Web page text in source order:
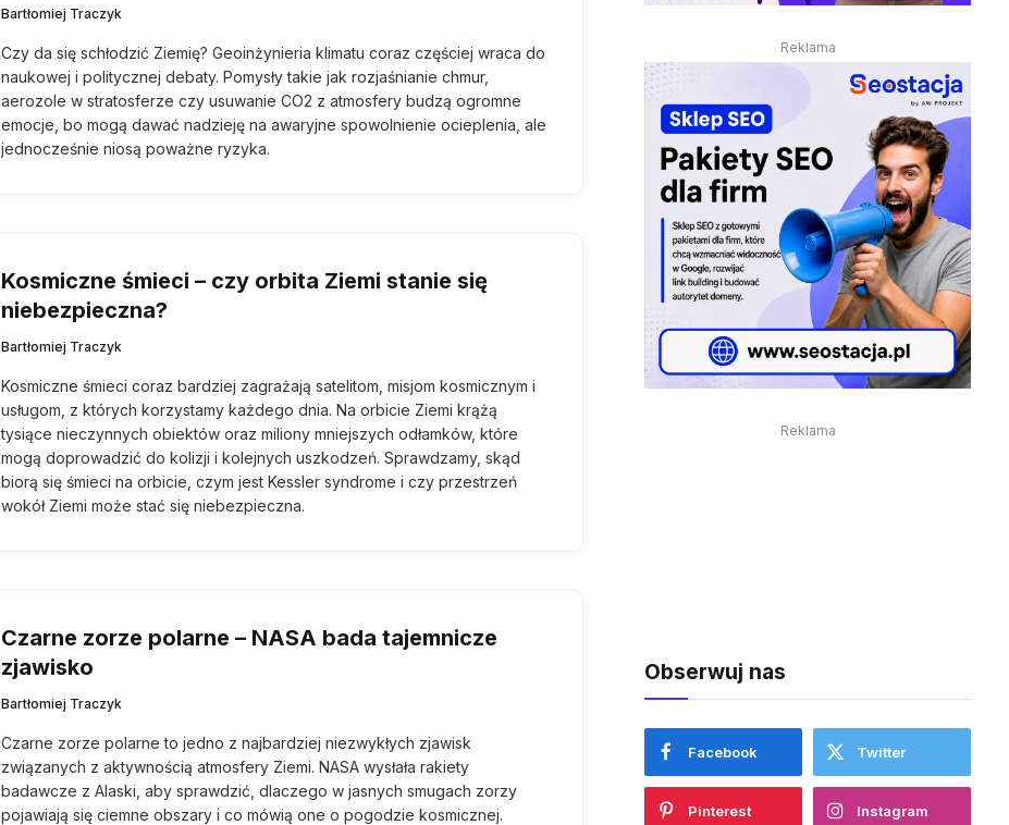
Bartłomiej Traczyk
Czy da się schłodzić Ziemię? Geoinżynieria klimatu coraz częściej wraca do
naukowej i politycznej debaty. Pomysły takie jak rozjaśnianie chmur,
aerozole w stratosferze czy usuwanie CO2 z atmosfery budzą ogromne
emocje, bo mogą dawać nadzieję na awaryjne spowolnienie ocieplenia, ale
jednocześnie niosą poważne ryzyka.
Kosmiczne śmieci – czy orbita Ziemi stanie się
niebezpieczna?
Bartłomiej Traczyk
Kosmiczne śmieci coraz bardziej zagrażają satelitom, misjom kosmicznym i
usługom, z których korzystamy każdego dnia. Na orbicie Ziemi krążą
tysiące nieczynnych obiektów oraz miliony mniejszych odłamków, które
mogą doprowadzić do kolizji i kolejnych uszkodzeń. Sprawdzamy, skąd
biorą się śmieci na orbicie, czym jest Kessler syndrome i czy przestrzeń
wokół Ziemi może stać się niebezpieczna.
Czarne zorze polarne – NASA bada tajemnicze
zjawisko
Bartłomiej Traczyk
Czarne zorze polarne to jedno z najbardziej niezwykłych zjawisk
związanych z aktywnością atmosfery Ziemi. NASA wysłała rakiety
badawcze z Alaski, aby sprawdzić, dlaczego w jasnych smugach zorzy
pojawiają się ciemne obszary i co mówią one o pogodzie kosmicznej.
Reklama
Reklama
Obserwuj nas
Facebook Twitter
Pinterest Instagram